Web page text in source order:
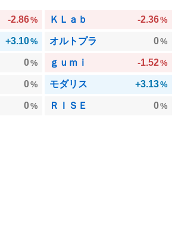
-2.86% ＫＬａｂ -2.36%
+3.10% オルトプラ 0%
0% ｇｕｍｉ -1.52%
0% モダリス +3.13%
0% ＲＩＳＥ 0%